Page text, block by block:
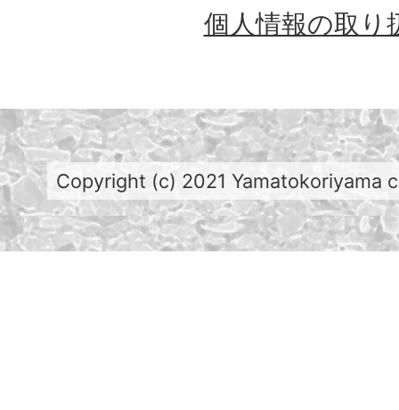
個人情報の取り
Copyright (c) 2021 Yamatokoriyama